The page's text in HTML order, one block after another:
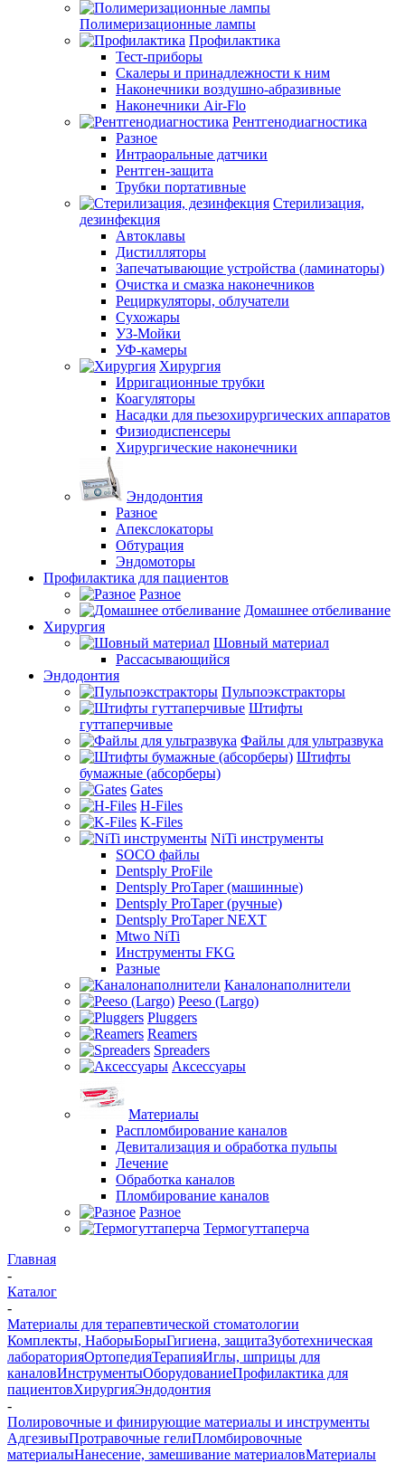
Полимеризационные лампы
Профилактика
Тест-приборы
Скалеры и принадлежности к ним
Наконечники воздушно-абразивные
Наконечники Air-Flo
Рентгенодиагностика
Разное
Интраоральные датчики
Рентген-защита
Трубки портативные
Стерилизация,
дезинфекция
Автоклавы
Дистилляторы
Запечатывающие устройства (ламинаторы)
Очистка и смазка наконечников
Рециркуляторы, облучатели
Сухожары
УЗ-Мойки
УФ-камеры
Хирургия
Ирригационные трубки
Коагуляторы
Насадки для пьезохирургических аппаратов
Физиодиспенсеры
Хирургические наконечники
Эндодонтия
Разное
Апекслокаторы
Обтурация
Эндомоторы
Профилактика для пациентов
Разное
Домашнее отбеливание
Хирургия
Шовный материал
Рассасывающийся
Эндодонтия
Пульпоэкстракторы
Штифты
гуттаперчивые
Файлы для ультразвука
Штифты
бумажные (абсорберы)
Gates
H-Files
K-Files
NiTi инструменты
SOCO файлы
Dentsply ProFile
Dentsply ProTaper (машинные)
Dentsply ProTaper (ручные)
Dentsply ProTaper NEXT
Mtwo NiTi
Инструменты FKG
Разные
Каналонаполнители
Peeso (Largo)
Pluggers
Reamers
Spreaders
Аксессуары
Материалы
Распломбирование каналов
Девитализация и обработка пульпы
Лечение
Обработка каналов
Пломбирование каналов
Разное
Термогуттаперча
Главная
-
Каталог
-
Материалы для терапевтической стоматологии
Комплекты, НаборыБорыГигиена, защитаЗуботехническая
лабораторияОртопедияТерапияИглы, шприцы для
каналовИнструментыОборудованиеПрофилактика для
пациентовХирургияЭндодонтия
-
Полировочные и финирующие материалы и инструменты
АдгезивыПротравочные гелиПломбировочные
материалыНанесение, замешивание материаловМатериалы